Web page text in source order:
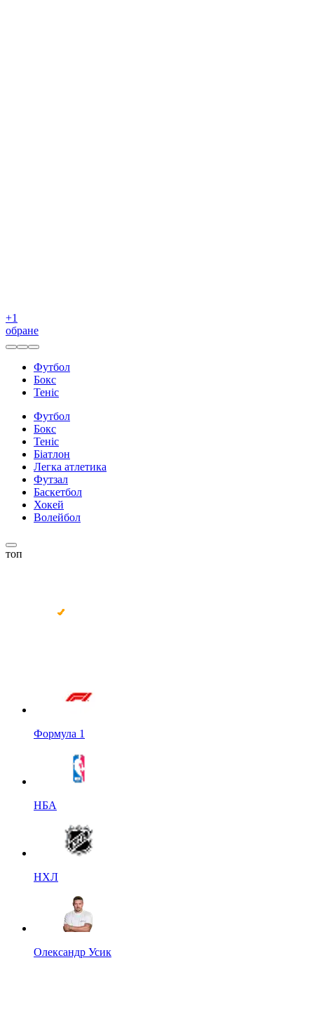
+1
обране
Футбол
Бокс
Теніс
Футбол
Бокс
Теніс
Біатлон
Легка атлетика
Футзал
Баскетбол
Хокей
Волейбол
топ
Формула 1
НБА
НХЛ
Олександр Усик